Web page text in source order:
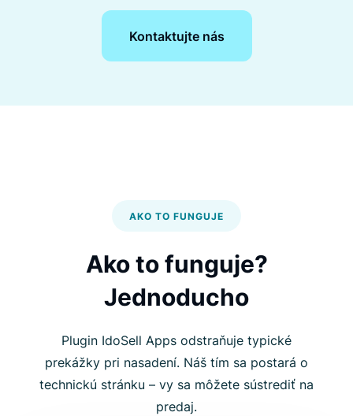
Kontaktujte nás
AKO TO FUNGUJE
Ako to funguje?
Jednoducho
Plugin IdoSell Apps odstraňuje typické
prekážky pri nasadení. Náš tím sa postará o
technickú stránku – vy sa môžete sústrediť na
predaj.